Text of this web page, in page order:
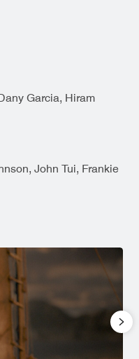
Garcia, Hiram
John Tui, Frankie